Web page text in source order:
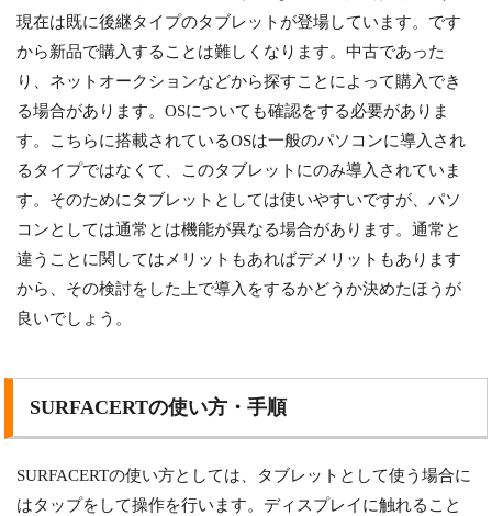
現在は既に後継タイプのタブレットが登場しています。です
から新品で購入することは難しくなります。中古であった
り、ネットオークションなどから探すことによって購入でき
る場合があります。OSについても確認をする必要がありま
す。こちらに搭載されているOSは一般のパソコンに導入され
るタイプではなくて、このタブレットにのみ導入されていま
す。そのためにタブレットとしては使いやすいですが、パソ
コンとしては通常とは機能が異なる場合があります。通常と
違うことに関してはメリットもあればデメリットもあります
から、その検討をした上で導入をするかどうか決めたほうが
良いでしょう。
SURFACERTの使い方・手順
SURFACERTの使い方としては、タブレットとして使う場合に
はタップをして操作を行います。ディスプレイに触れること